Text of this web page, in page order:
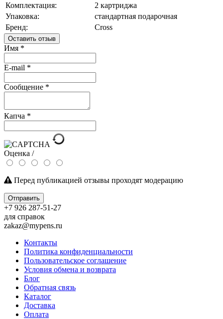
Комплектация:
2 картриджа
Упаковка:
стандартная подарочная
Бренд:
Cross
Оставить отзыв
Имя *
E-mail *
Сообщение *
Капча *
Оценка /
Перед публикацией отзывы проходят модерацию
Отправить
+7 926 287-51-27
для справок
zakaz@mypens.ru
Контакты
Политика конфиденциальности
Пользовательское соглашение
Условия обмена и возврата
Блог
Обратная связь
Каталог
Доставка
Оплата